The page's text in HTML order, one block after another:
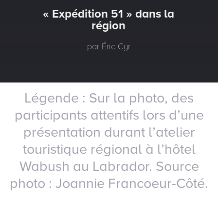
« Expédition 51 » dans la
région
par Éric Cyr
Légende : Sur la photo, des
participants attentifs lors d’une
présentation durant l’atelier
touristique régional à l’hôtel
Wabush au Labrador. Source
photo : Joannie Francoeur-Côté.